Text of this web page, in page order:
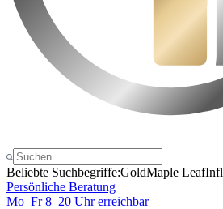
Beliebte Suchbegriffe:GoldMaple Leaf
Persönliche Beratung
Mo–Fr 8–20 Uhr erreichbar